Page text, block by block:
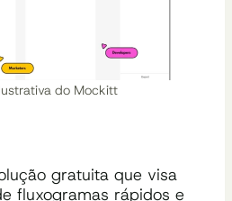
do Mockitt
gratuita que visa
fluxogramas rápidos e